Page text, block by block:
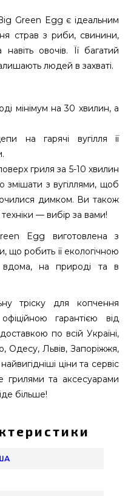
Green Egg є ідеальним
страв з риби, свинини,
овочів. Її багатий
людей в захваті.
мінімум на 30 хвилин, а
на гарячі вугілля її
гриля за 5-10 хвилин
змішати з вугіллями, щоб
димком. Ви також
— вибір за вами!
Egg виготовлена з
що робить її екологічною
вдома, на природі та в
тріску для копчення
гарантією від
по всій Україні,
Одесу, Львів, Запоріжжя,
ціни та сервіс
грилями та аксесуарами
більше!